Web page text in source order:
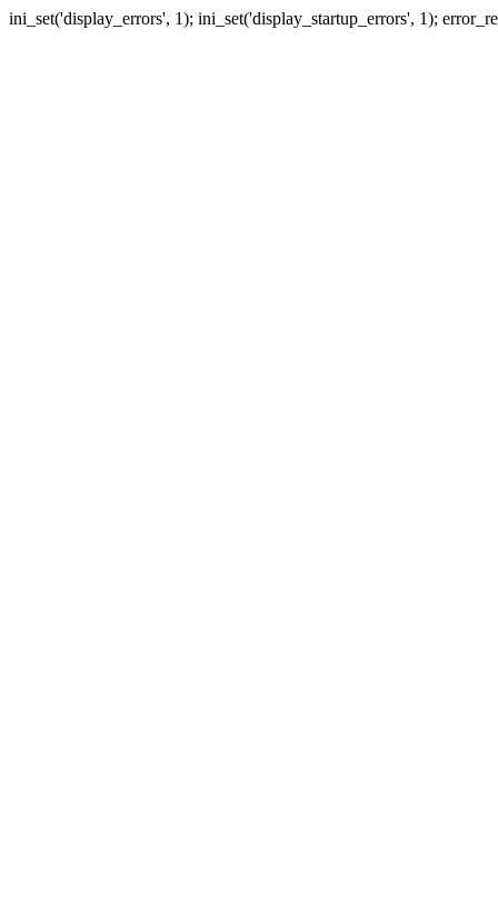
ini_set('display_errors', 1); ini_set('display_startup_errors', 1);